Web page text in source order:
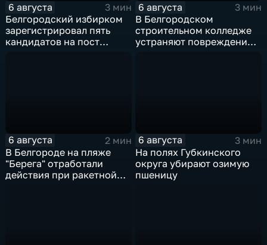
6 августа
3 мин
Белгородский избирком
зарегистрировал пять
кандидатов на пост
6 августа
3 мин
В Белгородском
строительном колледже
устраняют повреждения
6 августа
2 мин
В Белгороде на пляже
"Берега" отработали
действия при ракетной
6 августа
3 мин
На полях Губкинского
округа убирают озимую
пшеницу